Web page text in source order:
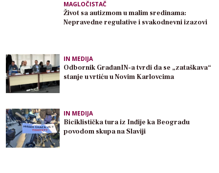
MAGLOČISTAČ
Život sa autizmom u malim sredinama:
Nepravedne regulative i svakodnevni izazovi
IN MEDIJA
Odbornik GrađanIN-a tvrdi da se „zataškava“
stanje u vrtiću u Novim Karlovcima
IN MEDIJA
Biciklistička tura iz Inđije ka Beogradu
povodom skupa na Slaviji